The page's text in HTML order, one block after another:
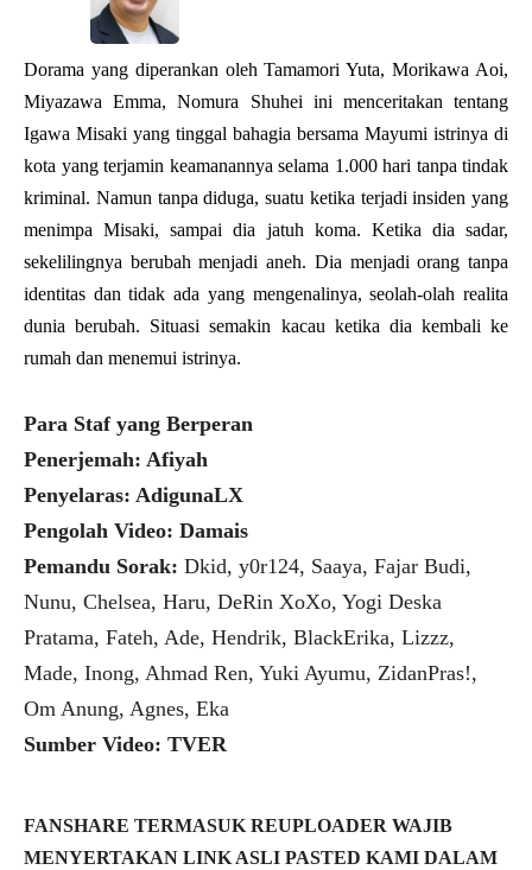
Dorama yang diperankan oleh Tamamori Yuta, Morikawa Aoi,
Miyazawa Emma, Nomura Shuhei ini menceritakan tentang
Igawa Misaki yang tinggal bahagia bersama Mayumi istrinya di
kota yang terjamin keamanannya selama 1.000 hari tanpa tindak
kriminal. Namun tanpa diduga, suatu ketika terjadi insiden yang
menimpa Misaki, sampai dia jatuh koma. Ketika dia sadar,
sekelilingnya berubah menjadi aneh. Dia menjadi orang tanpa
identitas dan tidak ada yang mengenalinya, seolah-olah realita
dunia berubah. Situasi semakin kacau ketika dia kembali ke
rumah dan menemui istrinya.
Para Staf yang Berperan
Penerjemah: Afiyah
Penyelaras: AdigunaLX
Pengolah Video: Damais
Pemandu Sorak: Dkid, y0r124, Saaya, Fajar Budi,
Nunu, Chelsea, Haru, DeRin XoXo, Yogi Deska
Pratama, Fateh, Ade, Hendrik, BlackErika, Lizzz,
Made, Inong, Ahmad Ren, Yuki Ayumu, ZidanPras!,
Om Anung, Agnes, Eka
Sumber Video: TVER
FANSHARE TERMASUK REUPLOADER WAJIB
MENYERTAKAN LINK ASLI PASTED KAMI DALAM